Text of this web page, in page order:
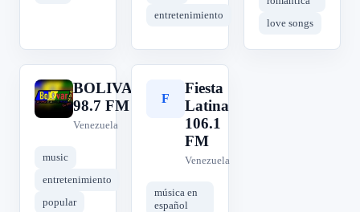
entretenimiento
love songs
B
BOLIVAR
98.7 FM
Venezuela
music
entretenimiento
popular
F
Fiesta
Latina
106.1
FM
Venezuela
música en
español